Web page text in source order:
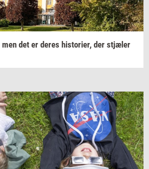
det er deres hi­sto­ri­er, der stjæ­ler